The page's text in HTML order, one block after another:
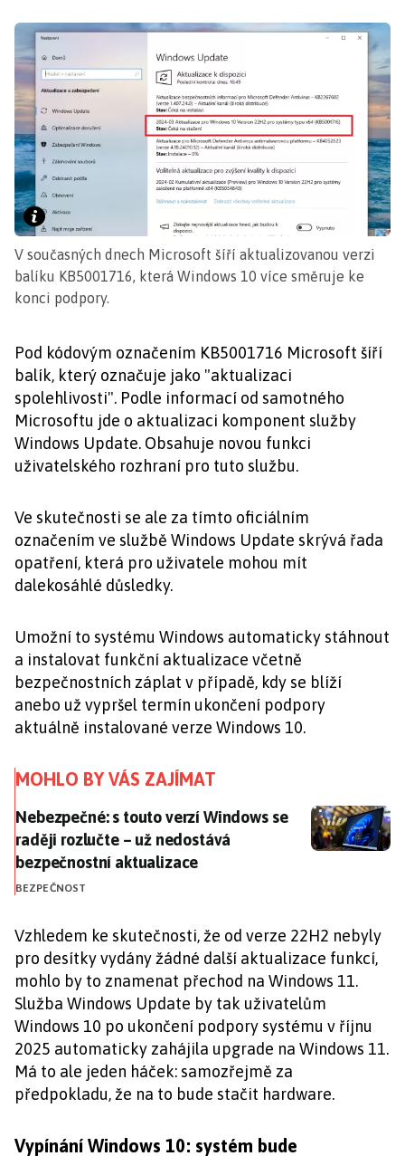
V současných dnech Microsoft šíří aktualizovanou verzi
balíku KB5001716, která Windows 10 více směruje ke
konci podpory.
Pod kódovým označením KB5001716 Microsoft šíří
balík, který označuje jako "aktualizaci
spolehlivosti". Podle informací od samotného
Microsoftu jde o aktualizaci komponent služby
Windows Update. Obsahuje novou funkci
uživatelského rozhraní pro tuto službu.
Ve skutečnosti se ale za tímto oficiálním
označením ve službě Windows Update skrývá řada
opatření, která pro uživatele mohou mít
dalekosáhlé důsledky.
Umožní to systému Windows automaticky stáhnout
a instalovat funkční aktualizace včetně
bezpečnostních záplat v případě, kdy se blíží
anebo už vypršel termín ukončení podpory
aktuálně instalované verze Windows 10.
MOHLO BY VÁS ZAJÍMAT
Nebezpečné: s touto verzí Windows se raději
Nebezpečné: s touto verzí Windows se
raději rozlučte – už nedostává
bezpečnostní aktualizace
BEZPEČNOST
Vzhledem ke skutečnosti, že od verze 22H2 nebyly
pro desítky vydány žádné další aktualizace funkcí,
mohlo by to znamenat přechod na Windows 11.
Služba Windows Update by tak uživatelům
Windows 10 po ukončení podpory systému v říjnu
2025 automaticky zahájila upgrade na Windows 11.
Má to ale jeden háček: samozřejmě za
předpokladu, že na to bude stačit hardware.
Vypínání Windows 10: systém bude